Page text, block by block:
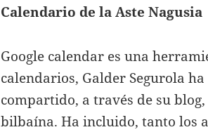
Calendario de la Aste Nagusia
Google calendar es una
calendarios, Galder Segurola
compartido, a través de su
bilbaína. Ha incluido, tanto los